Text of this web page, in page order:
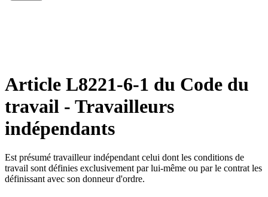
Article L8221-6-1 du Code du
travail - Travailleurs
indépendants
Est présumé travailleur indépendant celui dont les conditions de
travail sont définies exclusivement par lui-même ou par le contrat les
définissant avec son donneur d'ordre.